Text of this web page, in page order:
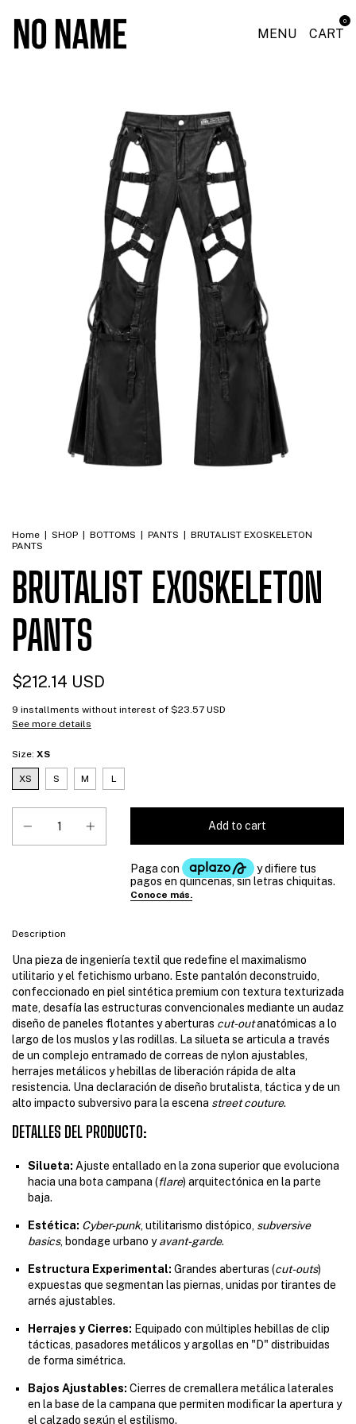
MENU CART
0
Home SHOP BOTTOMS PANTS
BRUTALIST EXOSKELETON
PANTS
BRUTALIST EXOSKELETON
PANTS
$212.14 USD
9 installments without interest of $23.57 USD
See more details
Size: XS
XS S M L
Description
Una pieza de ingeniería textil que redefine el maximalismo
utilitario y el fetichismo urbano. Este pantalón deconstruido,
confeccionado en piel sintética premium con textura texturizada
mate, desafía las estructuras convencionales mediante un audaz
diseño de paneles flotantes y aberturas cut-outanatómicas a lo
largo de los muslos y las rodillas. La silueta se articula a través
de un complejo entramado de correas de nylon ajustables,
herrajes metálicos y hebillas de liberación rápida de alta
resistencia. Una declaración de diseño brutalista, táctica y de un
alto impacto subversivo para la escena street couture.
DETALLES DEL PRODUCTO:
Silueta: Ajuste entallado en la zona superior que evoluciona
hacia una bota campana (flare) arquitectónica en la parte
baja.
Estética: Cyber-punk, utilitarismo distópico, subversive
basics, bondage urbano yavant-garde.
Estructura Experimental: Grandes aberturas (cut-outs)
expuestas que segmentan las piernas, unidas por tirantes de
arnés ajustables.
Herrajes y Cierres: Equipado con múltiples hebillas de clip
tácticas, pasadores metálicos y argollas en "D" distribuidas
de forma simétrica.
Bajos Ajustables: Cierres de cremallera metálica laterales
en la base de la campana que permiten modificar la apertura y
el calzado según el estilismo.